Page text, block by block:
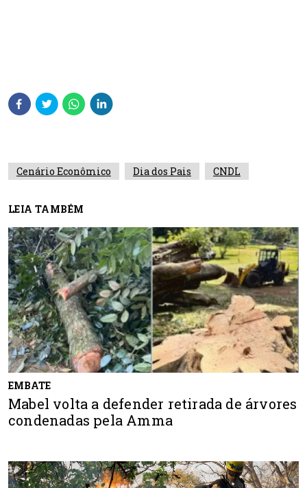
Cenário Econômico Dia dos Pais CNDL
LEIA TAMBÉM
EMBATE
Mabel volta a defender retirada de árvores
condenadas pela Amma